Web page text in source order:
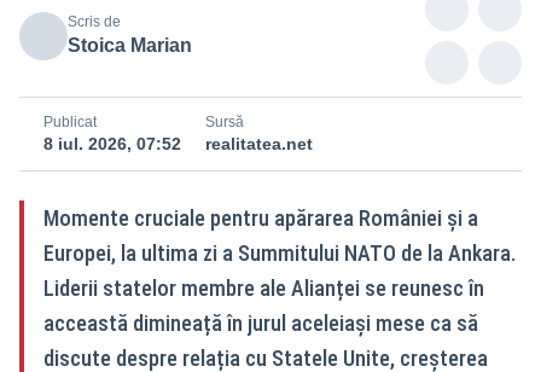
Scris de
Stoica Marian
Publicat
8 iul. 2026, 07:52
Sursă
realitatea.net
Momente cruciale pentru apărarea României și a
Europei, la ultima zi a Summitului NATO de la Ankara.
Liderii statelor membre ale Alianței se reunesc în
acceastă dimineață în jurul aceleiași mese ca să
discute despre relația cu Statele Unite, creșterea